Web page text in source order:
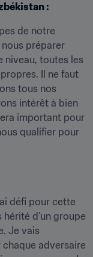
:
de notre
préparer
niveau, toutes les
Il ne faut
tous nos
intérêt à bien
important pour
qualifier pour
défi pour cette
hérité d’un groupe
Je vais
adversaire